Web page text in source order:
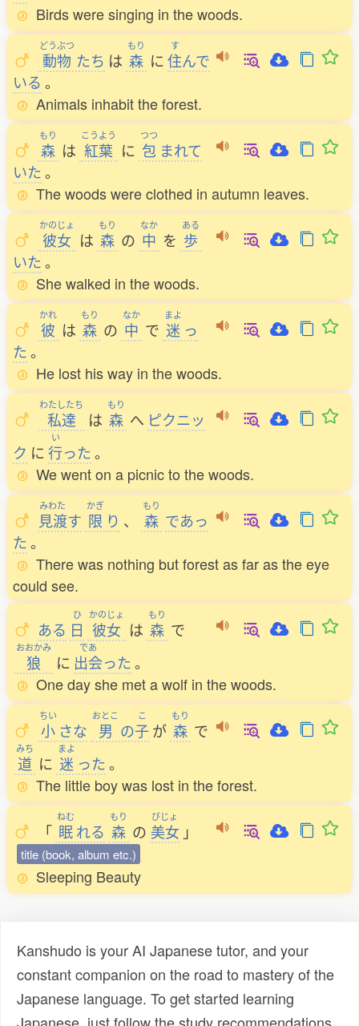
Birds were singing in the woods.
どうぶつ
動物 たち は
もり
森 に
す
住んで
いる 。
Animals inhabit the forest.
もり
森 は
こうよう
紅葉 に
つつ
包 まれて
いた。
The woods were clothed in autumn leaves.
かのじょ
彼女 は
もり
森 の
なか
中 を
ある
歩
いた。
She walked in the woods.
かれ
彼 は
もり
森 の
なか
中 で
まよ
迷 っ
た。
He lost his way in the woods.
わたしたち
私達 は
もり
森 へ ピクニッ
ク に
い
行った。
We went on a picnic to the woods.
みわた
見渡す
かぎ
限 り 、
もり
森 であっ
た。
There was nothing but forest as far as the eye
could see.
ある
ひ
日
かのじょ
彼女 は
もり
森 で
おおかみ
狼 に
であ
出会った。
One day she met a wolf in the woods.
ちい
小 さな
おとこ
男 の
こ
子が
もり
森 で
みち
道 に
まよ
迷 った。
The little boy was lost in the forest.
「
ねむ
眠れる
もり
森 の
びじょ
美女 」
title (book, album etc.)
Sleeping Beauty
Kanshudo is your AI Japanese tutor, and your
constant companion on the road to mastery of the
Japanese language. To get started learning